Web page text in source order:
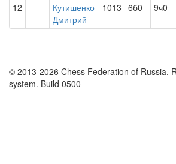
12
Кутишенко
Дмитрий
1013 6б0 9ч0
© 2013-2026 Chess Federation of Russia.
system. Build 0500